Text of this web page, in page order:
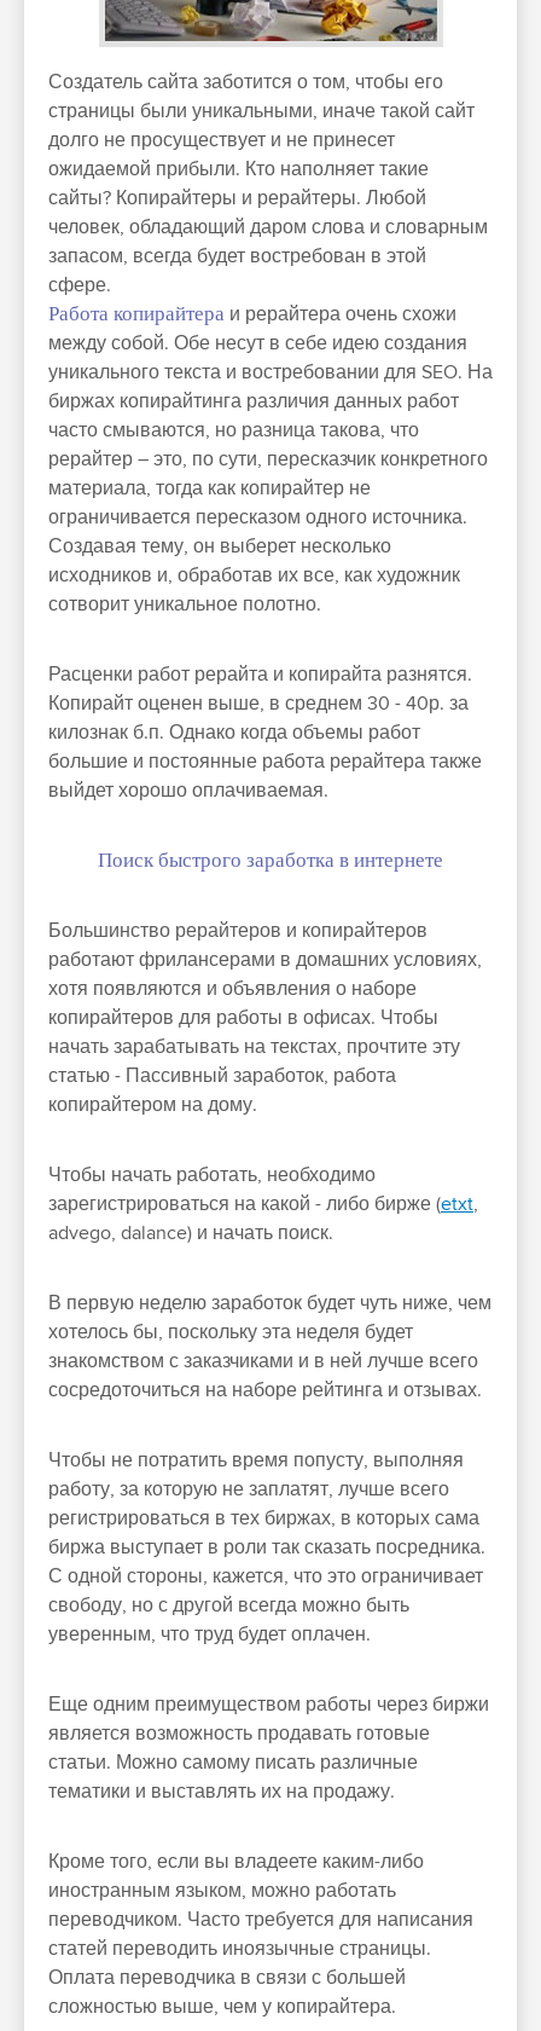
Создатель сайта заботится о том, чтобы его
страницы были уникальными, иначе такой сайт
долго не просуществует и не принесет
ожидаемой прибыли. Кто наполняет такие
сайты? Копирайтеры и рерайтеры. Любой
человек, обладающий даром слова и словарным
запасом, всегда будет востребован в этой
сфере.
Работа копирайтера и рерайтера очень схожи
между собой. Обе несут в себе идею создания
уникального текста и востребовании для SEO. На
биржах копирайтинга различия данных работ
часто смываются, но разница такова, что
рерайтер – это, по сути, пересказчик конкретного
материала, тогда как копирайтер не
ограничивается пересказом одного источника.
Создавая тему, он выберет несколько
исходников и, обработав их все, как художник
сотворит уникальное полотно.
Расценки работ рерайта и копирайта разнятся.
Копирайт оценен выше, в среднем 30 - 40р. за
килознак б.п. Однако когда объемы работ
большие и постоянные работа рерайтера также
выйдет хорошо оплачиваемая.
Поиск быстрого заработка в интернете
Большинство рерайтеров и копирайтеров
работают фрилансерами в домашних условиях,
хотя появляются и объявления о наборе
копирайтеров для работы в офисах. Чтобы
начать зарабатывать на текстах, прочтите эту
статью - Пассивный заработок, работа
копирайтером на дому.
Чтобы начать работать, необходимо
зарегистрироваться на какой - либо бирже (etxt,
advego, dalance) и начать поиск.
В первую неделю заработок будет чуть ниже, чем
хотелось бы, поскольку эта неделя будет
знакомством с заказчиками и в ней лучше всего
сосредоточиться на наборе рейтинга и отзывах.
Чтобы не потратить время попусту, выполняя
работу, за которую не заплатят, лучше всего
регистрироваться в тех биржах, в которых сама
биржа выступает в роли так сказать посредника.
С одной стороны, кажется, что это ограничивает
свободу, но с другой всегда можно быть
уверенным, что труд будет оплачен.
Еще одним преимуществом работы через биржи
является возможность продавать готовые
статьи. Можно самому писать различные
тематики и выставлять их на продажу.
Кроме того, если вы владеете каким-либо
иностранным языком, можно работать
переводчиком. Часто требуется для написания
статей переводить иноязычные страницы.
Оплата переводчика в связи с большей
сложностью выше, чем у копирайтера.